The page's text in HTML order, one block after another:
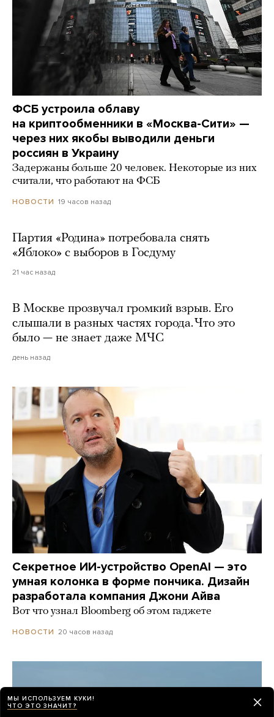
ФСБ устроила облаву
на криптообменники в «Москва-Сити» —
через них якобы выводили деньги
россиян в Украину
Задержаны больше 20 человек. Некоторые из них
считали, что работают на ФСБ
НОВОСТИ 19 часов назад
Партия «Родина» потребовала снять
«Яблоко» с выборов в Госдуму
21 час назад
В Москве прозвучал громкий взрыв. Его
слышали в разных частях города. Что это
было — не знает даже МЧС
день назад
Секретное ИИ-устройство OpenAI — это
умная колонка в форме пончика. Дизайн
разработала компания Джони Айва
Вот что узнал Bloomberg об этом гаджете
НОВОСТИ 20 часов назад
МЫ ИСПОЛЬЗУЕМ КУКИ!
ЧТО ЭТО ЗНАЧИТ?